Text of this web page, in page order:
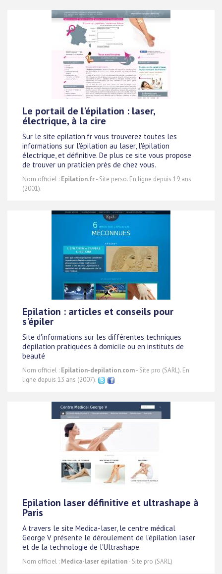
Le portail de l'épilation : laser,
électrique, à la cire
Sur le site epilation.fr vous trouverez toutes les
informations sur l'épilation au laser, l'épilation
électrique, et définitive. De plus ce site vous propose
de trouver un praticien près de chez vous.
Nom officiel : Epilation.fr- Site perso. En ligne depuis 19 ans
(2001).
Epilation : articles et conseils pour
s'épiler
Site d'informations sur les différentes techniques
d'épilation pratiquées à domicile ou en instituts de
beauté
Nom officiel : Epilation-depilation.com- Site pro (SARL). En
ligne depuis 13 ans (2007).
Epilation laser définitive et ultrashape à
Paris
A travers le site Medica-laser, le centre médical
George V présente le déroulement de l'épilation laser
et de la technologie de l'Ultrashape.
Nom officiel : Medica-laser épilation- Site pro (SARL)